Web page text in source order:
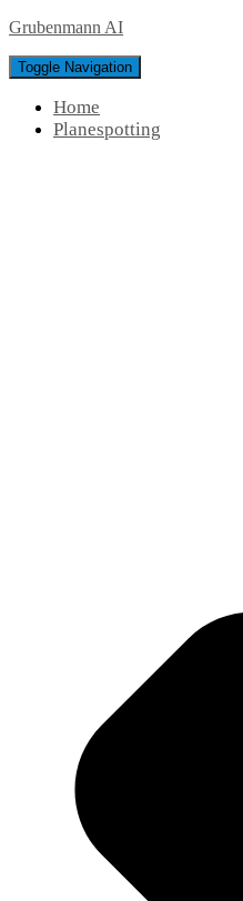
Grubenmann AI
Toggle Navigation
Home
Planespotting